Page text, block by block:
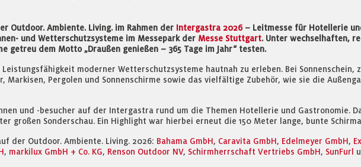
Outdoor. Ambiente. Living. im Rahmen der Intergastra 2026– Leitmesse für Hotellerie
und Wetterschutzsysteme im Messepark der Messe Stuttgart. Unter wechselhaften,
getreu dem Motto „Draußen genießen – 365 Tage im Jahr“ testen.
moderner Wetterschutzsysteme hautnah zu erleben. Bei Sonnenschein,
Markisen, Pergolen und Sonnenschirme sowie das vielfältige Zubehör, wie sie die
und -besucher auf der Intergastra rund um die Themen Hotellerie und Gastronomie.
großen Sonderschau. Ein Highlight war hierbei erneut die 150 Meter lange, bunte
der Outdoor. Ambiente. Living. 2026: Bahama GmbH , Caravita GmbH , Edelmeyer GmbH ,
, markilux GmbH + Co. KG, Renson Outdoor NV, Schirmherrschaft Vertriebs GmbH , SunFurl